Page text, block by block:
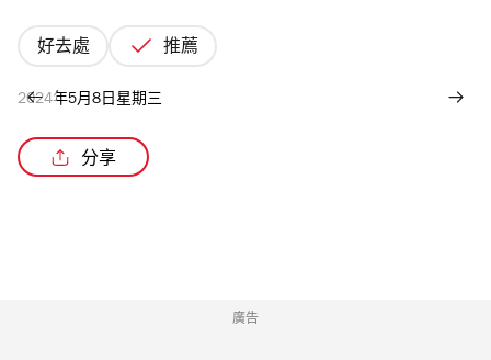
好去處 推薦
2024年5月8日星期三
分享
廣告